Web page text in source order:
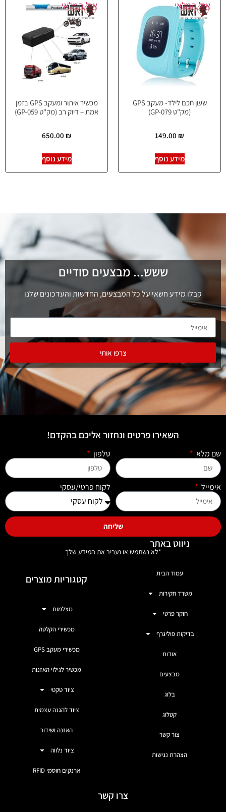
אזל המלאי
שעון חכם לילד- מעקב GPS
(מק"ט GP-079)
149.00 ₪
מידע נוסף
אזל המלאי
מכשיר איתור ומעקב GPS בזמן
אמת – דיוק רב (מק"ט GP-059)
650.00 ₪
מידע נוסף
ששש... מבצעים סודיים
קבלו מידע חשאי על כל המבצעים, החדשות והעדכונים שלנו
צרפו אותי
השאירו פרטים ונחזור אליכם בהקדם!
שם מלא טלפון
אימייל לקוח פרטי/עסקי
שליחה
*לא נשתמש או נעביר את המידע שלך
ניווט באתר
עמוד הבית
משרד חקירות
חוקר פרטי
בדיקות פוליגרף
אודות
מבצעים
בלוג
קטלוג
צור קשר
הצהרת נגישות
קטגוריות מוצרים
מצלמות
מכשירי הקלטה
מכשירי מעקב GPS
מכשיר לגילוי האזנות
ציוד טקטי
ציוד להגנה עצמית
האזנה ושידור
ציוד נלווה
ארנקים חוסמי RFID
צרו קשר